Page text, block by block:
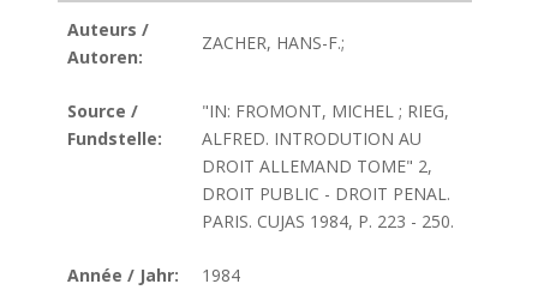
Auteurs /
Autoren:
ZACHER, HANS-F.;
Source /
Fundstelle:
"IN: FROMONT, MICHEL ; RIEG,
ALFRED. INTRODUTION AU
DROIT ALLEMAND TOME" 2,
DROIT PUBLIC - DROIT PENAL.
PARIS. CUJAS 1984, P. 223 - 250.
Année / Jahr: 1984